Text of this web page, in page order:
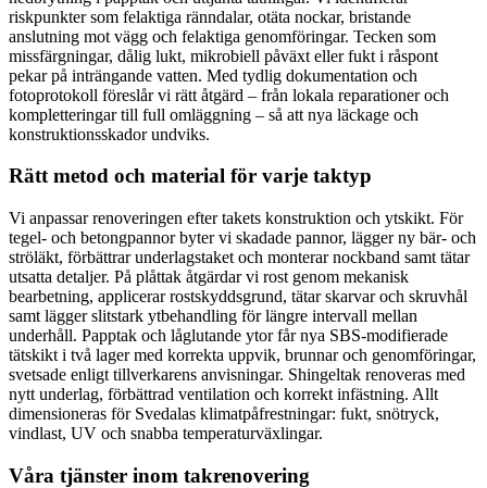
riskpunkter som felaktiga ränndalar, otäta nockar, bristande
anslutning mot vägg och felaktiga genomföringar. Tecken som
missfärgningar, dålig lukt, mikrobiell påväxt eller fukt i råspont
pekar på inträngande vatten. Med tydlig dokumentation och
fotoprotokoll föreslår vi rätt åtgärd – från lokala reparationer och
kompletteringar till full omläggning – så att nya läckage och
konstruktionsskador undviks.
Rätt metod och material för varje taktyp
Vi anpassar renoveringen efter takets konstruktion och ytskikt. För
tegel- och betongpannor byter vi skadade pannor, lägger ny bär- och
ströläkt, förbättrar underlagstaket och monterar nockband samt tätar
utsatta detaljer. På plåttak åtgärdar vi rost genom mekanisk
bearbetning, applicerar rostskyddsgrund, tätar skarvar och skruvhål
samt lägger slitstark ytbehandling för längre intervall mellan
underhåll. Papptak och låglutande ytor får nya SBS-modifierade
tätskikt i två lager med korrekta uppvik, brunnar och genomföringar,
svetsade enligt tillverkarens anvisningar. Shingeltak renoveras med
nytt underlag, förbättrad ventilation och korrekt infästning. Allt
dimensioneras för Svedalas klimatpåfrestningar: fukt, snötryck,
vindlast, UV och snabba temperaturväxlingar.
Våra tjänster inom takrenovering